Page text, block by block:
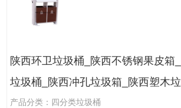
陕西环卫垃圾桶_陕西不锈钢果皮箱
垃圾桶_陕西冲孔垃圾箱_陕西塑木
产品分类：四分类垃圾桶